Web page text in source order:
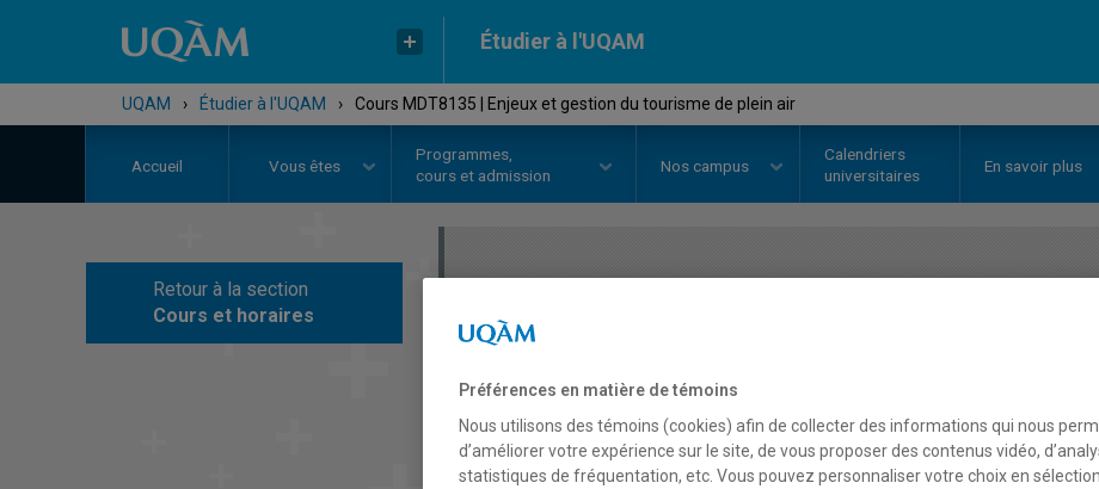
Étudier à l'UQAM
UQAM › Étudier à l'UQAM › Cours MDT8135 | Enjeux et gestion du tourisme de plein air
Accueil Vous êtes
Programmes,
cours et admission
Nos campus
Calendriers
universitaires
En savoir plus
Retour à la section
Cours et horaires
COURS
Enjeux et
Description Horaire - Été 2026 Horaire -
Préférences en matière de témoins
Nous utilisons des témoins (cookies) afin de collecter des informations qui nous
d’améliorer votre expérience sur le site, de vous proposer des contenus vidéo,
statistiques de fréquentation, etc. Vous pouvez personnaliser votre choix en